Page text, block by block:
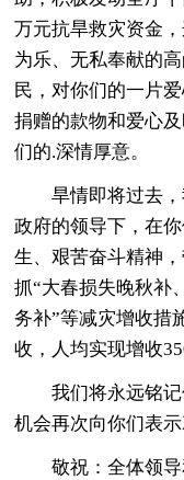
万元抗旱救灾资金
为乐、无私奉献的
民，对你们的一片
捐赠的款物和爱心
们的.深情厚意。
旱情即将过去，
政府的领导下，在
生、艰苦奋斗精神
抓“大春损失晚秋补
务补”等减灾增收措
收，人均实现增收
我们将永远铭记
机会再次向你们表
敬祝：全体领导